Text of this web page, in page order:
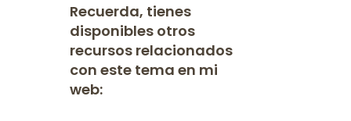
Recuerda, tienes
disponibles otros
recursos relacionados
con este tema en mi
web: